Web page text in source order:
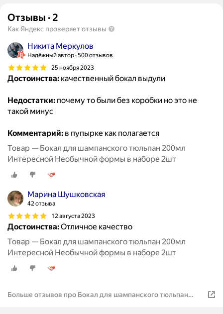
Отзывы · 2
Как Яндекс проверяет отзывы
Никита Меркулов
Надёжный автор 500 отзывов
25 ноября 2023
Достоинства: качественный бокал выдули
Недостатки: почему то были без коробки но это не
такой минус
Комментарий: в пупырке как полагается
Товар — Бокал для шампанского тюльпан 200мл
Интересной Необычной формы в наборе 2шт
Марина Шушковская
42 отзыва
12 августа 2023
Достоинства:Отличное качество
Товар — Бокал для шампанского тюльпан 200мл
Интересной Необычной формы в наборе 2шт
Больше отзывов про Бокал для шампанского тюльпан